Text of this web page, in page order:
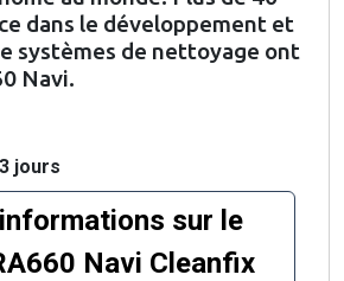
dans le développement et
systèmes de nettoyage ont
Navi.
jours
sur le
Navi Cleanfix